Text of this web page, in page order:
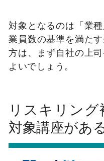
対象となるのは「業
業員数の基準を満た
方は、まず自社の上
よいでしょう。
リスキリン
対象講座があ